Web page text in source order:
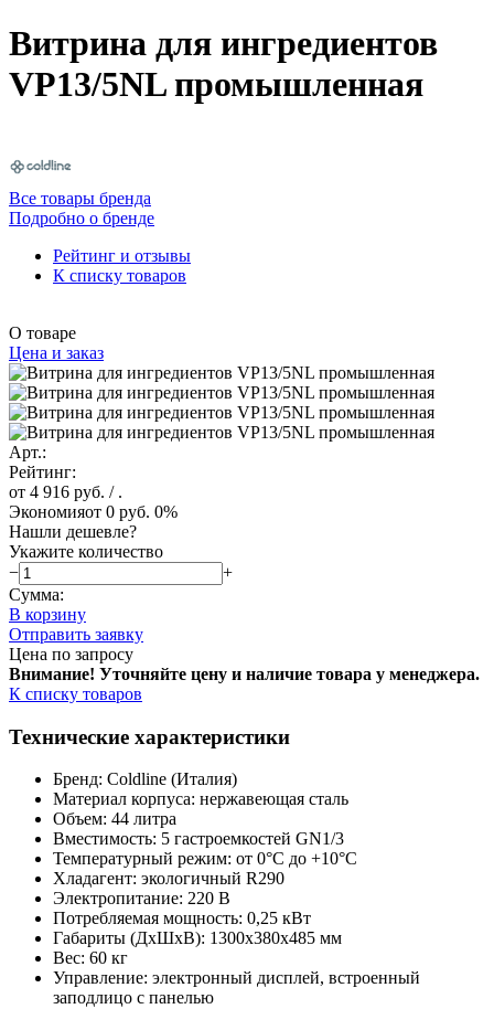
Витрина для ингредиентов
VP13/5NL промышленная
Все товары бренда
Подробно о бренде
Рейтинг и отзывы
К списку товаров
О товаре
Цена и заказ
Арт.:
Рейтинг:
от 4 916 руб. / .
Экономияот 0 руб. 0%
Нашли дешевле?
Укажите количество
−
+
Сумма:
В корзину
Отправить заявку
Цена по запросу
Внимание! Уточняйте цену и наличие товара у менеджера.
К списку товаров
Технические характеристики
Бренд: Coldline (Италия)
Материал корпуса: нержавеющая сталь
Объем: 44 литра
Вместимость: 5 гастроемкостей GN1/3
Температурный режим: от 0°C до +10°C
Хладагент: экологичный R290
Электропитание: 220 В
Потребляемая мощность: 0,25 кВт
Габариты (ДxШxВ): 1300х380х485 мм
Вес: 60 кг
Управление: электронный дисплей, встроенный
заподлицо с панелью